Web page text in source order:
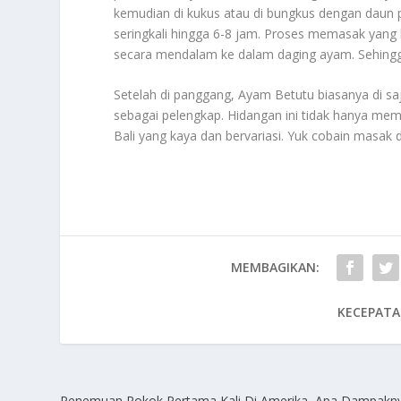
kemudian di kukus atau di bungkus dengan
seringkali hingga 6-8 jam. Proses memasak
secara mendalam ke dalam daging ayam.
Setelah di panggang, Ayam Betutu biasanya di
sebagai pelengkap. Hidangan ini tidak hanya
Bali yang kaya dan bervariasi. Yuk cobain
MEMBAGIKAN: